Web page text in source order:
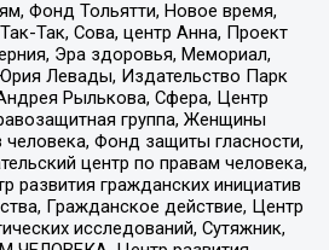
Фонд Тольятти, Новое время,
Так, Сова, центр Анна, Проект
Эра здоровья, Мемориал,
Левады, Издательство Парк
Рылькова, Сфера, Центр
группа, Женщины
человека, Фонд защиты гласности,
центр по правам человека,
развития гражданских инициатив
Гражданское действие, Центр
исследований, Сутяжник,